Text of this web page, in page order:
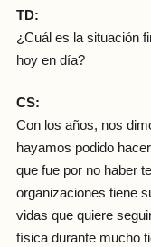
TD:
¿Cuál es la situación
hoy en día?
CS:
Con los años, nos
hayamos podido
que fue por no haber
organizaciones tiene
vidas que quiere
física durante mucho